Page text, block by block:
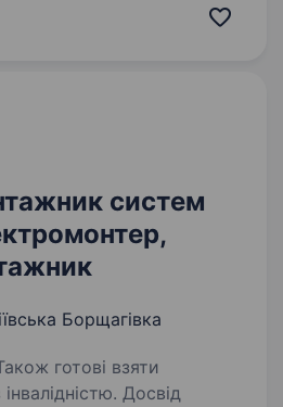
систем
Борщагівка
готові взяти
Досвід